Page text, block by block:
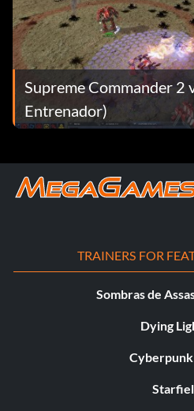
Supreme Commander 2
Entrenador)
TRAINERS FOR
Sombras de
Dying